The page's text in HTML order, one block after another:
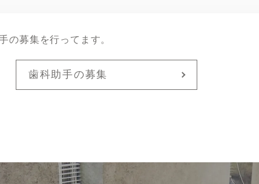
の募集を行ってます。
歯科助手の募集